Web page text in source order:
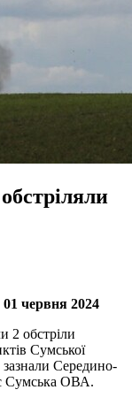
червня 2024
2 обстріли
Сумської
зазнали Середино-
Сумська ОВА.